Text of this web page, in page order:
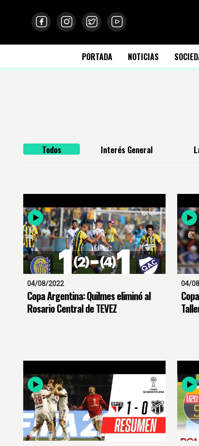
PORTADA NOTICIAS
Todos Interés General
04/08/2022
Copa Argentina: Quilmes eliminó al
Rosario Central de TEVEZ
04/